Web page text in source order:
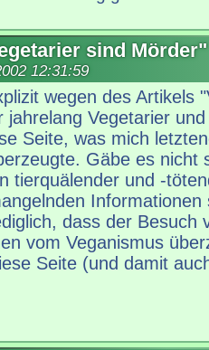
sind Mörder"
12:31:59
wegen des Artikels
jahrelang Vegetarier
Seite, was mich
Gäbe es nicht
tierquälender und -
dass der Besuch
vom Veganismus
Seite (und damit